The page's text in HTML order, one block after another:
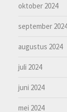
oktober 2024
september
augustus 2024
juli 2024
juni 2024
mei 2024